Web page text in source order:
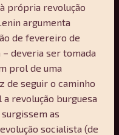
própria revolução
argumenta
de fevereiro de
– deveria ser tomada
prol de uma
de seguir o caminho
a revolução burguesa
as
socialista (de